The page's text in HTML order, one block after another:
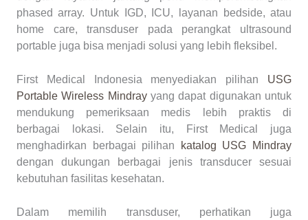
phased array. Untuk IGD, ICU, layanan bedside, atau
home care, transduser pada perangkat ultrasound
portable juga bisa menjadi solusi yang lebih fleksibel.
First Medical Indonesia menyediakan pilihan USG
Portable Wireless Mindrayyang dapat digunakan untuk
mendukung pemeriksaan medis lebih praktis di
berbagai lokasi. Selain itu, First Medical juga
menghadirkan berbagai pilihan
katalog USG Mindray
dengan dukungan berbagai jenis transducer sesuai
kebutuhan fasilitas kesehatan.
Dalam memilih transduser, perhatikan juga